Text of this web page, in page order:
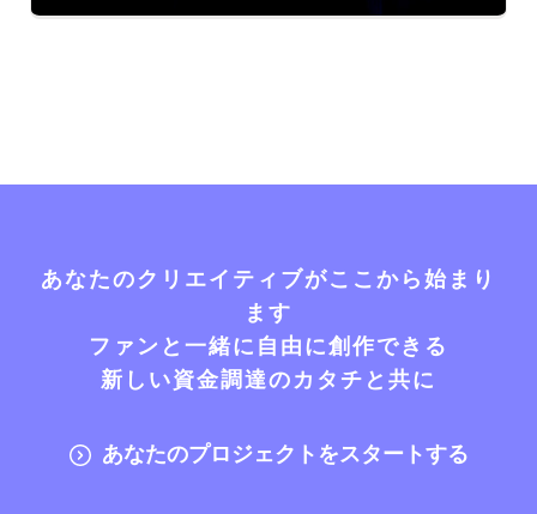
あなたのクリエイティブがここから始まり
ます
ファンと一緒に自由に創作できる
新しい資金調達のカタチと共に
あなたのプロジェクトをスタートする